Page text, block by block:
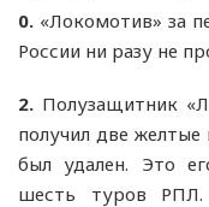
0. «Локомотив» за
России ни разу не
2. Полузащитник
получил две
был удален. Это
шесть туров РПЛ.